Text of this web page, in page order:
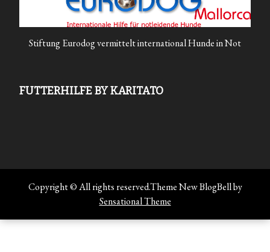
Stiftung Eurodog vermittelt international Hunde in Not
FUTTERHILFE BY KARITATO
Copyright © All rights reserved.Theme New BlogBell by
Sensational Theme